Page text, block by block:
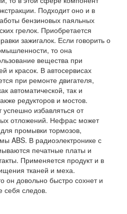
Подходит оно и в
бензиновых паяльных
грелок. Приобретается
зажигалок. Если говорить о
то она
вещества при
и красок. В автосервисах
при ремонте двигателя,
автоматической, так и
редукторов и мостов.
избавляться от
отложений. Нефрас может
промывки тормозов,
ABS. В радиоэлектронике с
печатные платы и
Применяется продукт и в
тканей и меха.
он довольно быстро сохнет и
себя следов.